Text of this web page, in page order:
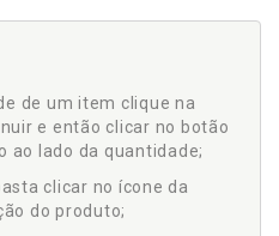
de um item clique na
e então clicar no botão
ao lado da quantidade;
clicar no ícone da
do produto;